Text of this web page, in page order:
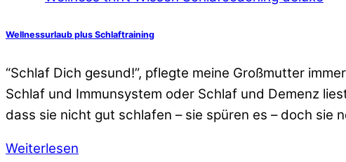
Wellnessurlaub plus Schlaftraining
“Schlaf Dich gesund!”, pflegte meine Großmutter
Schlaf und Immunsystem oder Schlaf und Demenz
dass sie nicht gut schlafen – sie spüren es – doch sie
Weiterlesen